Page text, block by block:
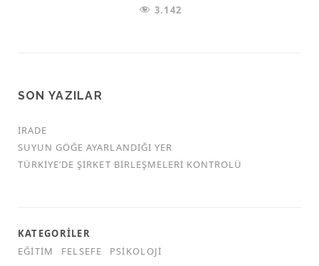
3.142
SON YAZILAR
İRADE
SUYUN GÖĞE AYARLANDIĞI YER
TÜRKİYE’DE ŞİRKET BİRLEŞMELERİ KONTROLÜ
KATEGORILER
EĞITIM
FELSEFE PSIKOLOJI